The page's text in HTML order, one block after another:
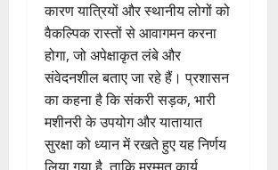
कारण यात्रियों और स्थानीय लोगों को
वैकल्पिक रास्तों से आवागमन करना
होगा, जो अपेक्षाकृत लंबे और
संवेदनशील बताए जा रहे हैं। प्रशासन
का कहना है कि संकरी सड़क, भारी
मशीनरी के उपयोग और यातायात
सुरक्षा को ध्यान में रखते हुए यह निर्णय